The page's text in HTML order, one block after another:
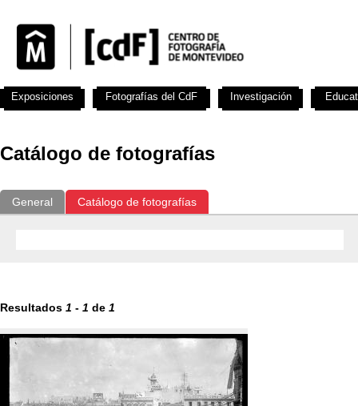
Catálogo de fotografías
General Catálogo de fotografías
Resultados 1 - 1 de 1
Exposiciones Fotografías del CdF Investigación